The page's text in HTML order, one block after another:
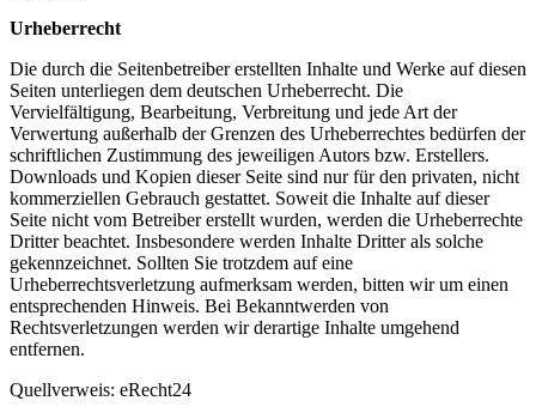
Urheberrecht
Die durch die Seitenbetreiber erstellten Inhalte und Werke auf diesen
Seiten unterliegen dem deutschen Urheberrecht. Die
Vervielfältigung, Bearbeitung, Verbreitung und jede Art der
Verwertung außerhalb der Grenzen des Urheberrechtes bedürfen der
schriftlichen Zustimmung des jeweiligen Autors bzw. Erstellers.
Downloads und Kopien dieser Seite sind nur für den privaten, nicht
kommerziellen Gebrauch gestattet. Soweit die Inhalte auf dieser
Seite nicht vom Betreiber erstellt wurden, werden die Urheberrechte
Dritter beachtet. Insbesondere werden Inhalte Dritter als solche
gekennzeichnet. Sollten Sie trotzdem auf eine
Urheberrechtsverletzung aufmerksam werden, bitten wir um einen
entsprechenden Hinweis. Bei Bekanntwerden von
Rechtsverletzungen werden wir derartige Inhalte umgehend
entfernen.
Quellverweis: eRecht24